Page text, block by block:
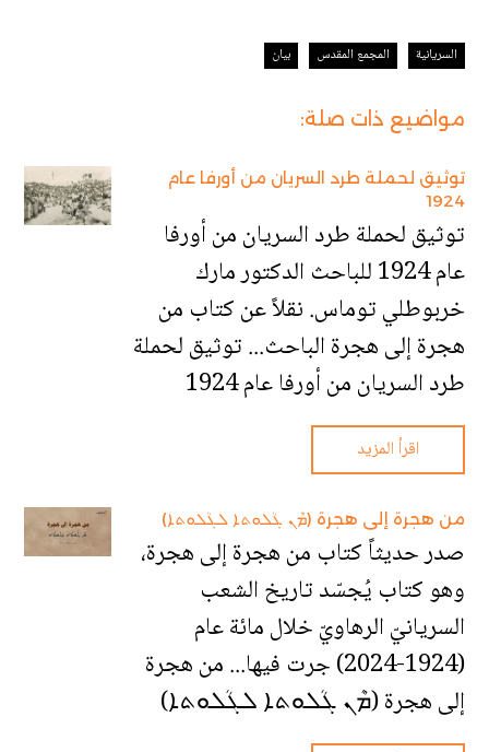
السريانية المجمع المقدس بيان
مواضيع ذات صلة:
توثيق لحملة طرد السريان من أورفا عام
1924
توثيق لحملة طرد السريان من أورفا
عام 1924 للباحث الدكتور مارك
خربوطلي توماس. نقلاً عن كتاب من
هجرة إلى هجرة الباحث... توثيق لحملة
طرد السريان من أورفا عام 1924
اقرأ المزيد
من هجرة إلى هجرة (ܡܶܢ ܓܳܠܘܬܐ ܠܓܳܠܘܬܐ)
صدر حديثاً كتاب من هجرة إلى هجرة،
وهو كتاب يُجسّد تاريخ الشعب
السريانيّ الرهاويّ خلال مائة عام
(1924-2024) جرت فيها... من هجرة
إلى هجرة (ܡܶܢ ܓܳܠܘܬܐ ܠܓܳܠܘܬܐ)